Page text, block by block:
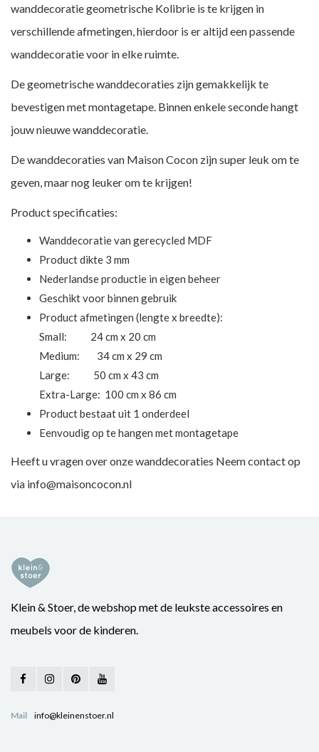
wanddecoratie geometrische Kolibrie is te krijgen in
verschillende afmetingen, hierdoor is er altijd een passende
wanddecoratie voor in elke ruimte.
De geometrische wanddecoraties zijn gemakkelijk te
bevestigen met montagetape. Binnen enkele seconde hangt
jouw nieuwe wanddecoratie.
De wanddecoraties van Maison Cocon zijn super leuk om te
geven, maar nog leuker om te krijgen!
Product specificaties:
Wanddecoratie van gerecycled MDF
Product dikte 3 mm
Nederlandse productie in eigen beheer
Geschikt voor binnen gebruik
Product afmetingen (lengte x breedte):
Small: 24 cm x 20 cm
Medium: 34 cm x 29 cm
Large: 50 cm x 43 cm
Extra-Large: 100 cm x 86 cm
Product bestaat uit 1 onderdeel
Eenvoudig op te hangen met montagetape
Heeft u vragen over onze wanddecoraties Neem contact op
via info@maisoncocon.nl
Klein & Stoer, de webshop met de leukste accessoires en
meubels voor de kinderen.
Mail info@kleinenstoer.nl